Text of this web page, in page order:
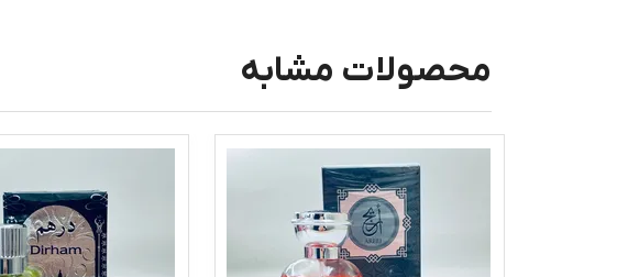
محصولات مشابه